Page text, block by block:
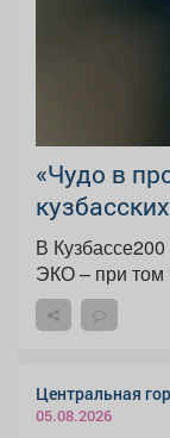
«Чудо в
В
ЭКО – при том
Центральная
05.08.2026